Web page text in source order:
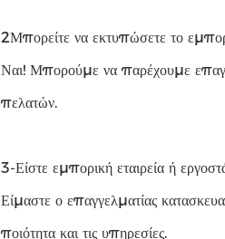
2Μπορείτε να εκτυπώσετε το
Ναι! Μπορούμε να παρέχουμε
πελατών.
3-Είστε εμπορική εταιρεία ή
Είμαστε ο επαγγελματίας
ποιότητα και τις υπηρεσίες.